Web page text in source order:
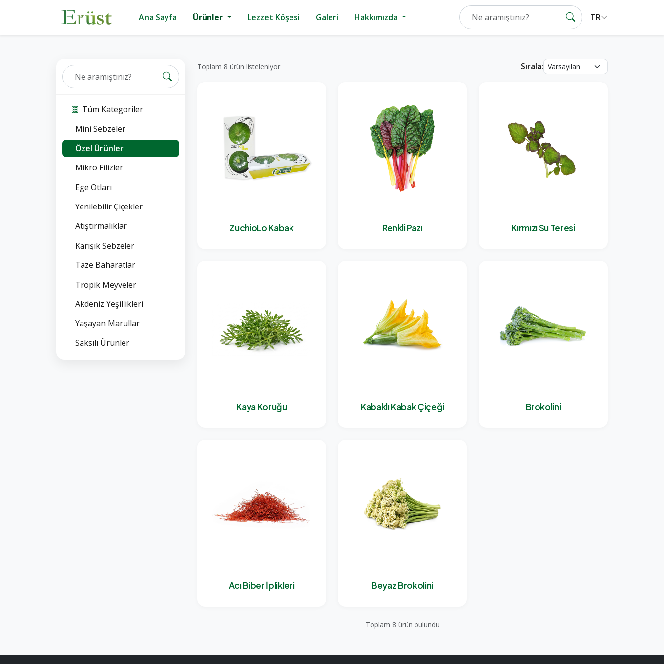
Ana Sayfa Ürünler Lezzet Köşesi Galeri Hakkımızda TR
Tüm Kategoriler
Mini Sebzeler
Özel Ürünler
Mikro Filizler
Ege Otları
Yenilebilir Çiçekler
Atıştırmalıklar
Karışık Sebzeler
Taze Baharatlar
Tropik Meyveler
Akdeniz Yeşillikleri
Yaşayan Marullar
Saksılı Ürünler
Toplam 8 ürün listeleniyor Sırala:
ZuchioLo Kabak Renkli Pazı Kırmızı Su Teresi
Kaya Koruğu Kabaklı Kabak Çiçeği Brokolini
Acı Biber İplikleri Beyaz Brokolini
Toplam 8 ürün bulundu